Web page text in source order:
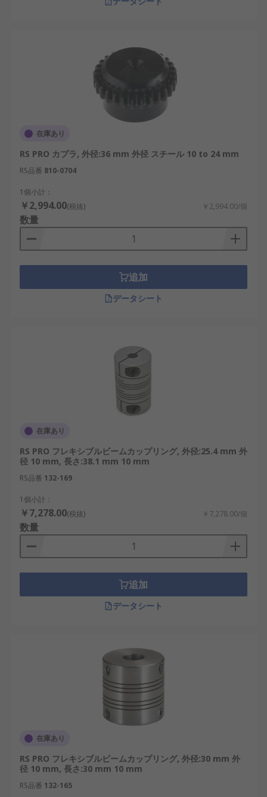
在庫あり
RS PRO カプラ, 外径:36 mm 外径 スチール 10 to 24 mm
RS品番 810-0704
1個小計：
￥2,994.00(税抜) ￥2,994.00/個
数量
追加
データシート
在庫あり
RS PRO フレキシブルビームカップリング, 外径:25.4 mm 外
径 10 mm, 長さ:38.1 mm 10 mm
RS品番 132-169
1個小計：
￥7,278.00(税抜) ￥7,278.00/個
数量
追加
データシート
在庫あり
RS PRO フレキシブルビームカップリング, 外径:30 mm 外
径 10 mm, 長さ:30 mm 10 mm
RS品番 132-165